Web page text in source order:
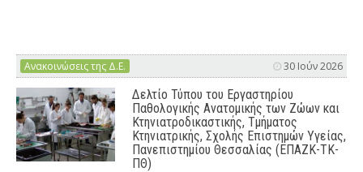
Ανακοινώσεις της Δ.Ε. 30 Ιούν 2026
Δελτίο Τύπου του Εργαστηρίου
Παθολογικής Ανατομικής των Ζώων και
Κτηνιατροδικαστικής, Τμήματος
Κτηνιατρικής, Σχολής Επιστημών Υγείας,
Πανεπιστημίου Θεσσαλίας (ΕΠΑΖΚ-ΤΚ-
ΠΘ)